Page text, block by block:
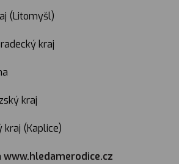
(Litomyšl)
kraj
kraj
kraj (Kaplice)
www.hledamerodice.cz